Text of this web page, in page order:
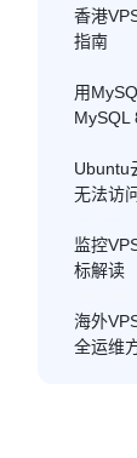
香港
指南
用
MySQL
Ubuntu
无法访
监控
标解读
海外
全运维